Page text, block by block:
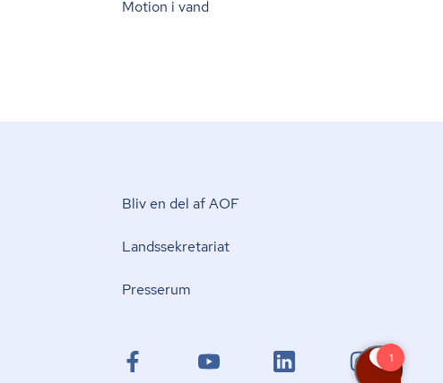
Motion i vand
Bliv en del af AOF
Lands­se­kre­ta­ri­at
Presserum